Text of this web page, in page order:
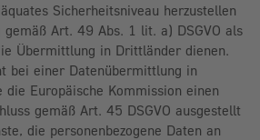
Sicherheitsniveau herzustellen
Art. 49 Abs. 1 lit. a) DSGVO als
Übermittlung in Drittländer dienen.
bei einer Datenübermittlung in
Europäische Kommission einen
gemäß Art. 45 DSGVO ausgestellt
die personenbezogene Daten an